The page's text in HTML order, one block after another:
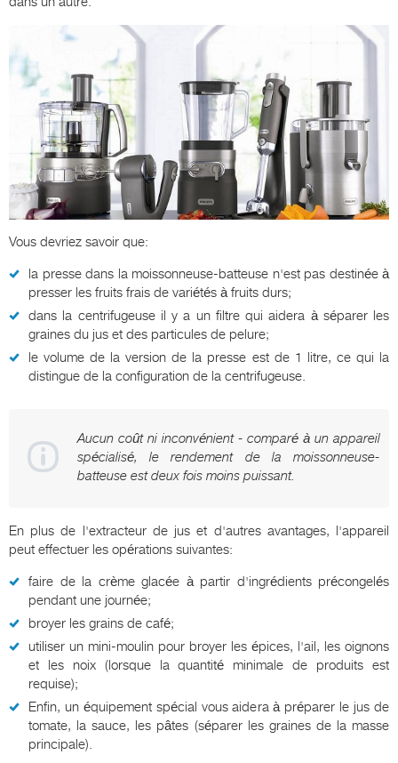
Vous devriez savoir que:
la presse dans la moissonneuse-batteuse n'est pas destinée à
presser les fruits frais de variétés à fruits durs;
dans la centrifugeuse il y a un filtre qui aidera à séparer les
graines du jus et des particules de pelure;
le volume de la version de la presse est de 1 litre, ce qui la
distingue de la configuration de la centrifugeuse.
Aucun coût ni inconvénient - comparé à un appareil
spécialisé, le rendement de la moissonneuse-
batteuse est deux fois moins puissant.
En plus de l'extracteur de jus et d'autres avantages, l'appareil
peut effectuer les opérations suivantes:
faire de la crème glacée à partir d'ingrédients précongelés
pendant une journée;
broyer les grains de café;
utiliser un mini-moulin pour broyer les épices, l'ail, les oignons
et les noix (lorsque la quantité minimale de produits est
requise);
Enfin, un équipement spécial vous aidera à préparer le jus de
tomate, la sauce, les pâtes (séparer les graines de la masse
principale).